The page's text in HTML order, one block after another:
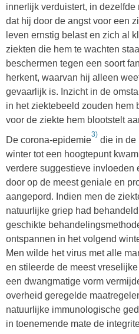
innerlijk verduistert, in dezelfde
dat hij door de angst voor een
leven ernstig belast en zich al
ziekten die hem te wachten
beschermen tegen een soort
herkent, waarvan hij alleen
gevaarlijk is. Inzicht in de
in het ziektebeeld zouden hem
voor de ziekte hem blootstelt
De corona-epidemie
3)
die in de
winter tot een hoogtepunt
verdere suggestieve invloeden
door op de meest geniale en
aangepord. Indien men de
natuurlijke griep had
geschikte
ontspannen in het volgend
Men wilde het virus met alle
en stileerde de meest
een dwangmatige vorm
overheid geregelde
natuurlijke immunologische
in toenemende mate de